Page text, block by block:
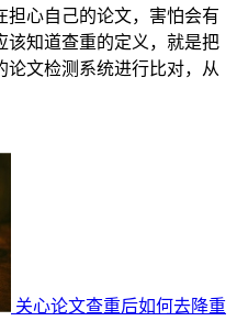
担心自己的论文，害怕会有
该知道查重的定义，就是把
论文检测系统进行比对，从
关心论文查重后如何去降重